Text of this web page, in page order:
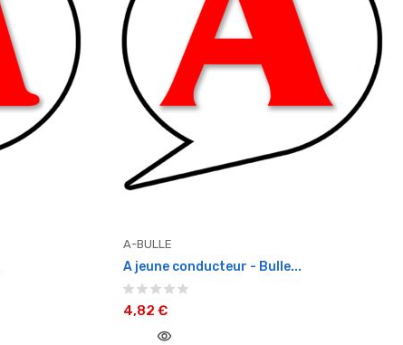
A-BULLE
A jeune conducteur - Bulle...
4,82 €
visibility